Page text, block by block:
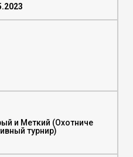
и Меткий (Охотниче
турнир)